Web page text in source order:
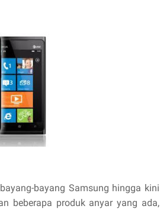
bayang Samsung hingga kini
beberapa produk anyar yang ada,